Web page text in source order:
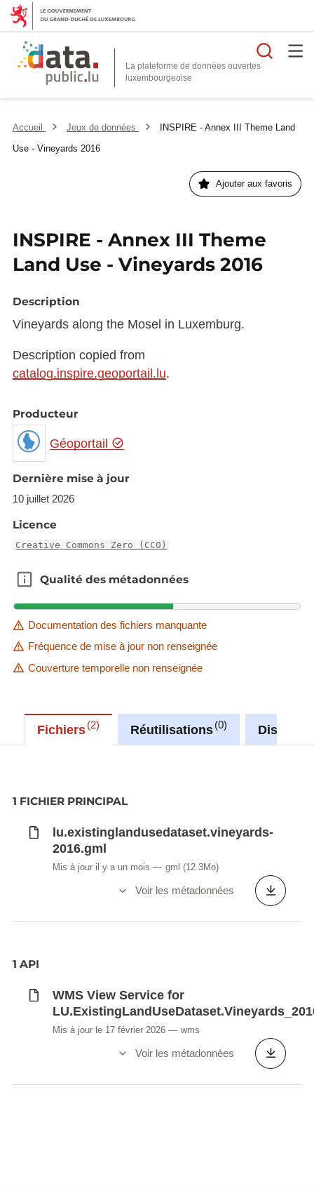
La plateforme de données ouvertes
Accueil Jeux de données
INSPIRE - Annex III Theme Land
Use - Vineyards 2016
Ajouter aux favoris
INSPIRE - Annex III Theme
Land Use - Vineyards 2016
Description
Vineyards along the Mosel in Luxemburg.
Description copied from
catalog.inspire.geoportail.lu.
Producteur
Géoportail
Dernière mise à jour
10 juillet 2026
Licence
Creative Commons Zero (CC0)
Qualité des métadonnées
Qualité des métadonnées
Documentation des fichiers manquante
Fréquence de mise à jour non renseignée
Couverture temporelle non renseignée
Fichiers 2 Réutilisations 0
1 FICHIER PRINCIPAL
lu.existinglandusedataset.vineyards-
2016.gml
Mis à jour il y a un mois gml (12.3Mo)
Voir les métadonnées
1 API
WMS View Service for
Mis à jour le 17 février 2026 wms
Voir les métadonnées